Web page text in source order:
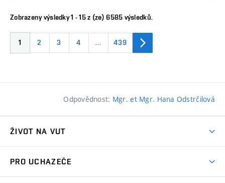
Zobrazeny výsledky 1 - 15 z (ze) 6585 výsledků.
1 2 3 4 … 439
Odpovědnost: Mgr. et Mgr. Hana Odstrčilová
ŽIVOT NA VUT
PRO UCHAZEČE